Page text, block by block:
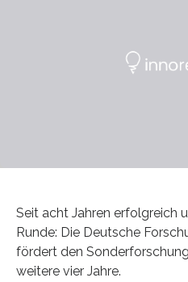
Seit acht Jahren erfolgreich
Runde: Die Deutsche
fördert den
weitere vier Jahre.